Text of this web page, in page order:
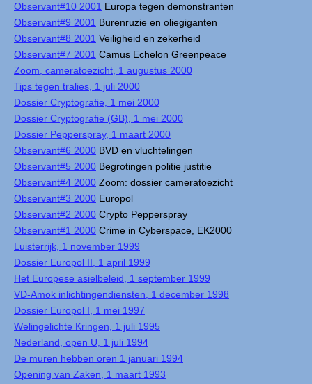
Observant#10 2001 Europa tegen demonstranten
Observant#9 2001 Burenruzie en oliegiganten
Observant#8 2001 Veiligheid en zekerheid
Observant#7 2001 Camus Echelon Greenpeace
Zoom, cameratoezicht, 1 augustus 2000
Tips tegen tralies, 1 juli 2000
Dossier Cryptografie, 1 mei 2000
Dossier Cryptografie (GB), 1 mei 2000
Dossier Pepperspray, 1 maart 2000
Observant#6 2000 BVD en vluchtelingen
Observant#5 2000 Begrotingen politie justitie
Observant#4 2000 Zoom: dossier cameratoezicht
Observant#3 2000 Europol
Observant#2 2000 Crypto Pepperspray
Observant#1 2000 Crime in Cyberspace, EK2000
Luisterrijk, 1 november 1999
Dossier Europol II, 1 april 1999
Het Europese asielbeleid, 1 september 1999
VD-Amok inlichtingendiensten, 1 december 1998
Dossier Europol I, 1 mei 1997
Welingelichte Kringen, 1 juli 1995
Nederland, open U, 1 juli 1994
De muren hebben oren 1 januari 1994
Opening van Zaken, 1 maart 1993